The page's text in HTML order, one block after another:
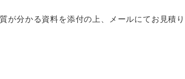
が分かる資料を添付の上、メールにてお見積り